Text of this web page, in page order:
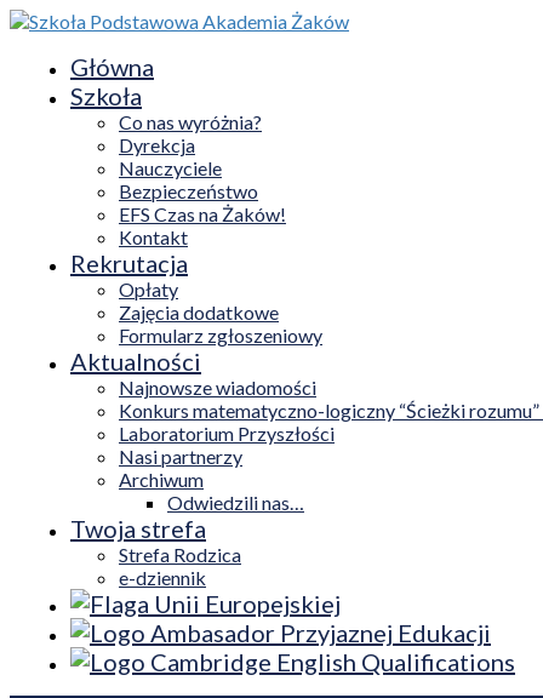
Główna
Szkoła
Co nas wyróżnia?
Dyrekcja
Nauczyciele
Bezpieczeństwo
EFS Czas na Żaków!
Kontakt
Rekrutacja
Opłaty
Zajęcia dodatkowe
Formularz zgłoszeniowy
Aktualności
Najnowsze wiadomości
Konkurs matematyczno-logiczny “Ścieżki
Laboratorium Przyszłości
Nasi partnerzy
Archiwum
Odwiedzili nas…
Twoja strefa
Strefa Rodzica
e-dziennik